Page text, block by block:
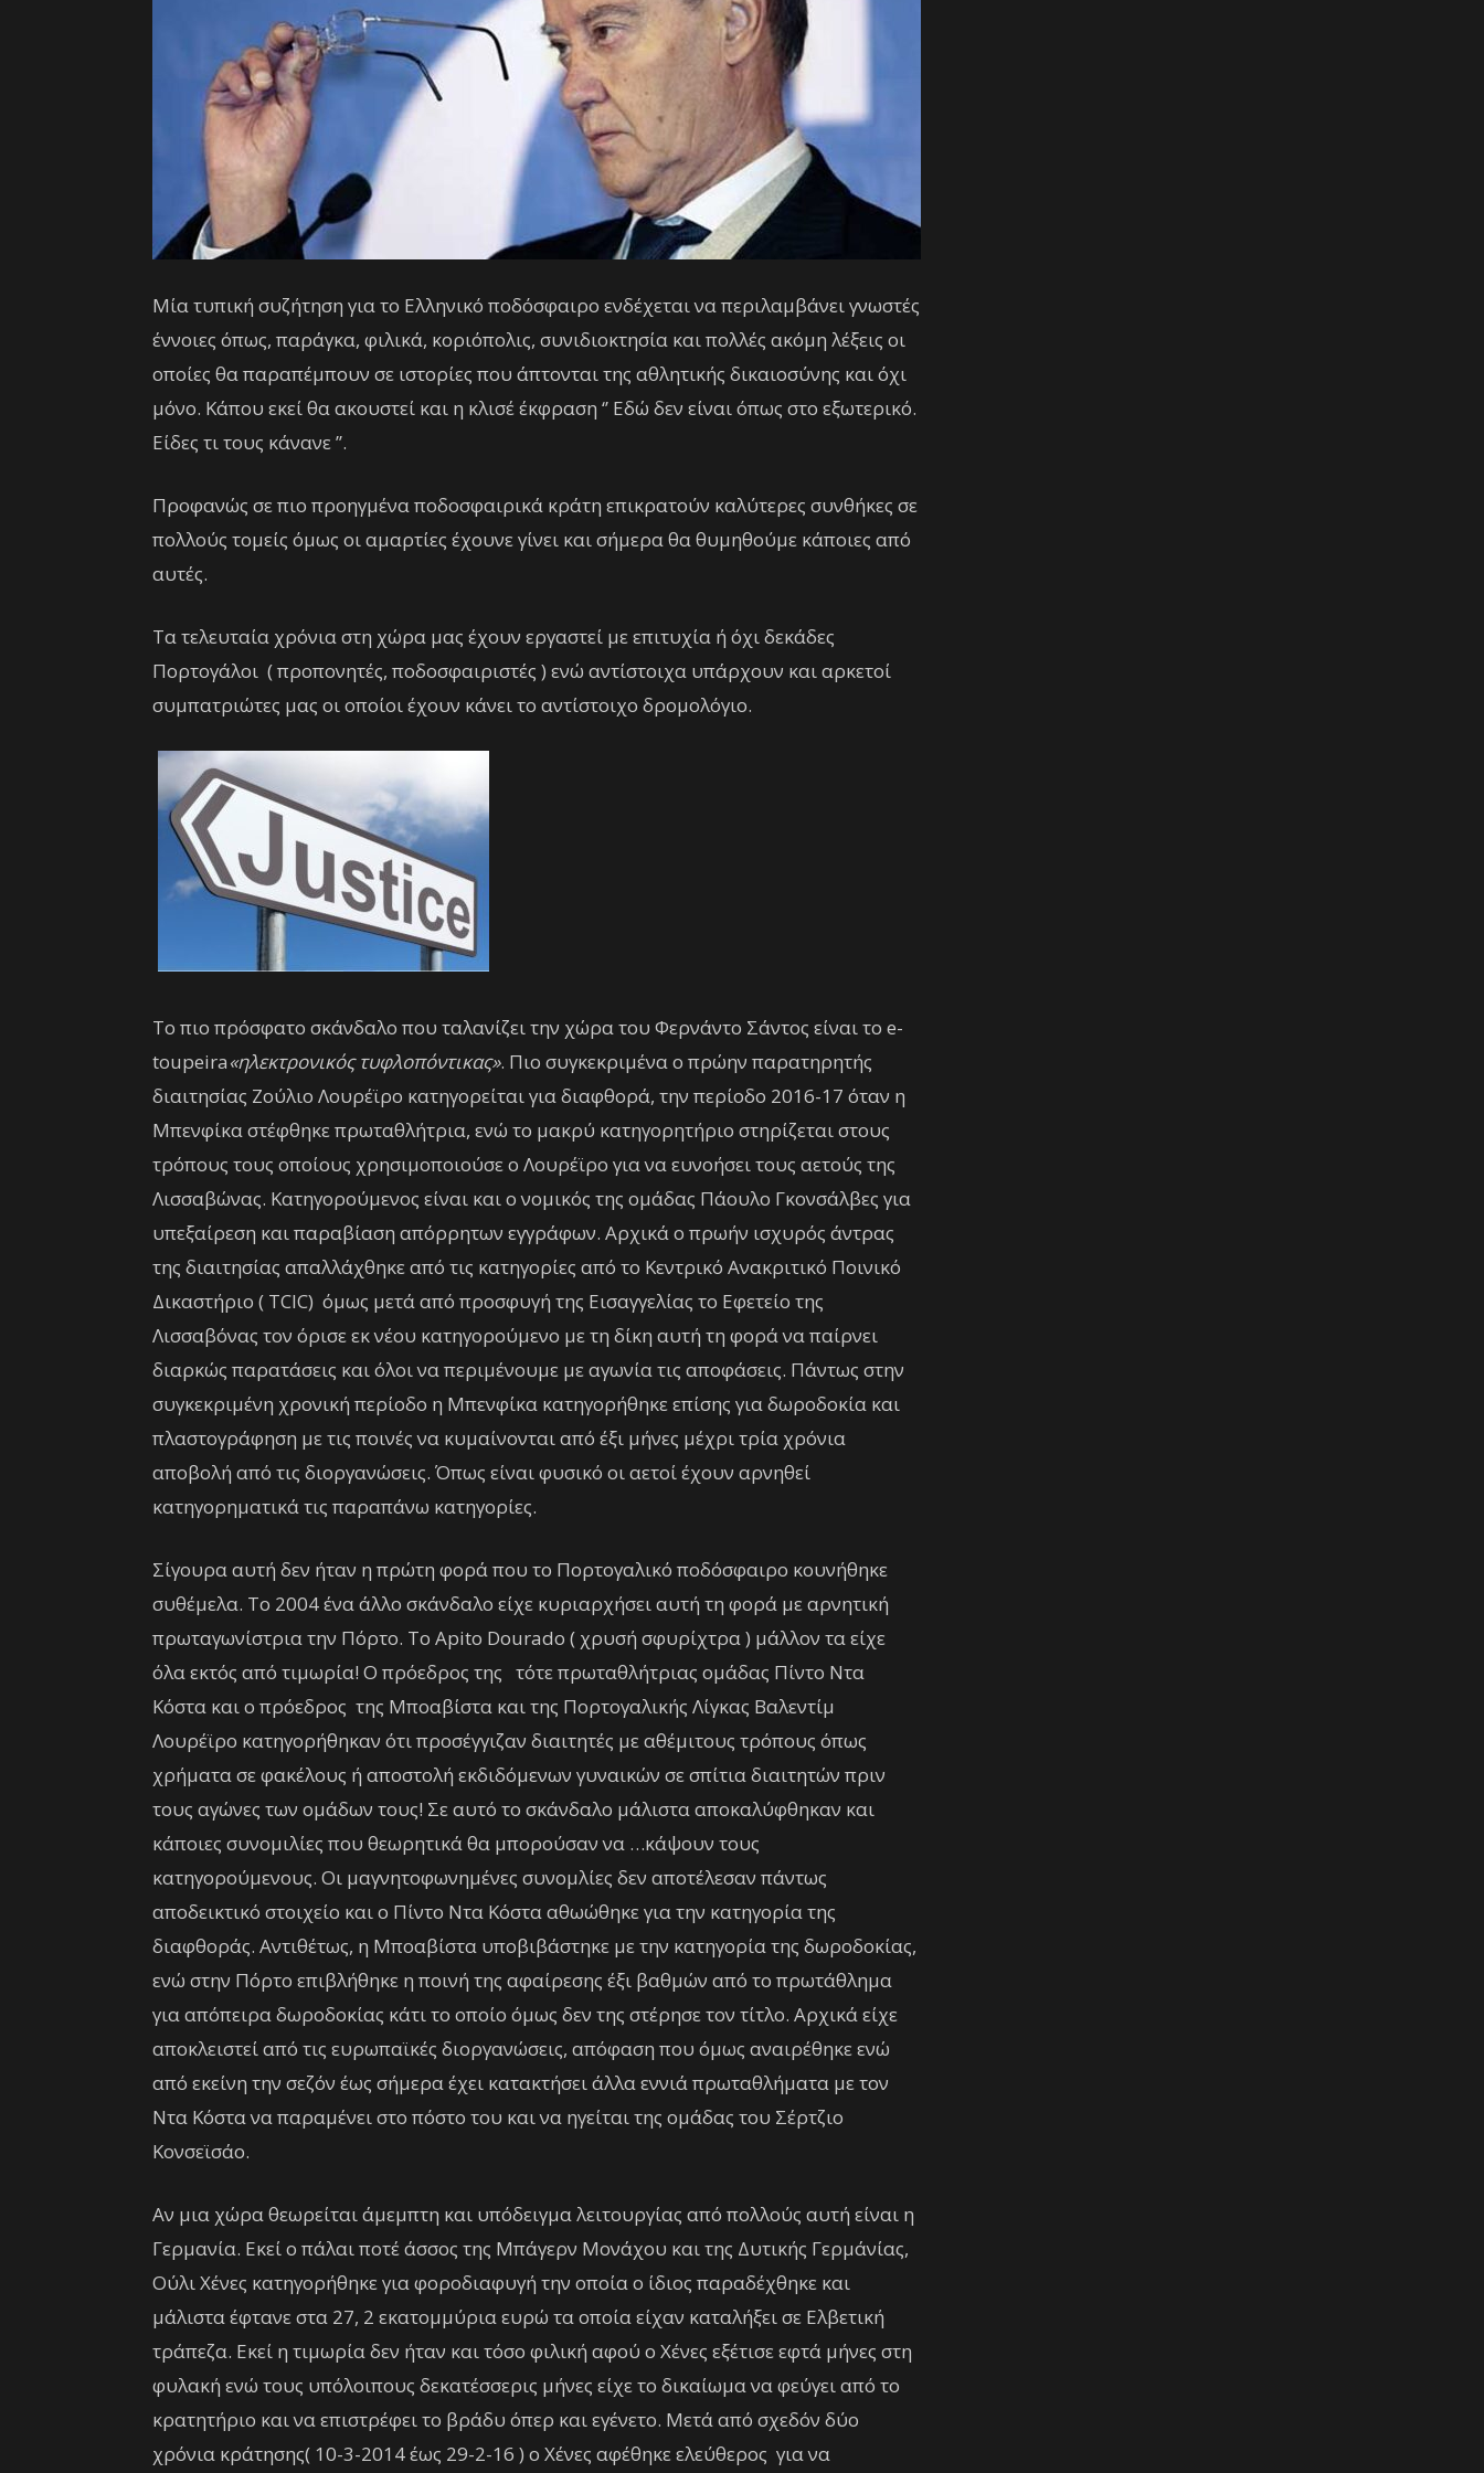
Μία τυπική συζήτηση για το Ελληνικό ποδόσφαιρο ενδέχεται να περιλαμβάνει γνωστές
έννοιες όπως, παράγκα, φιλικά, κοριόπολις, συνιδιοκτησία και πολλές ακόμη λέξεις οι
οποίες θα παραπέμπουν σε ιστορίες που άπτονται της αθλητικής δικαιοσύνης και όχι
μόνο. Κάπου εκεί θα ακουστεί και η κλισέ έκφραση ‘’ Εδώ δεν είναι όπως στο εξωτερικό.
Είδες τι τους κάνανε ’’.
Προφανώς σε πιο προηγμένα ποδοσφαιρικά κράτη επικρατούν καλύτερες συνθήκες σε
πολλούς τομείς όμως οι αμαρτίες έχουνε γίνει και σήμερα θα θυμηθούμε κάποιες από
αυτές.
Τα τελευταία χρόνια στη χώρα μας έχουν εργαστεί με επιτυχία ή όχι δεκάδες
Πορτογάλοι ( προπονητές, ποδοσφαιριστές ) ενώ αντίστοιχα υπάρχουν και αρκετοί
συμπατριώτες μας οι οποίοι έχουν κάνει το αντίστοιχο δρομολόγιο.
Το πιο πρόσφατο σκάνδαλο που ταλανίζει την χώρα του Φερνάντο Σάντος είναι το e-
toupeira«ηλεκτρονικός τυφλοπόντικας». Πιο συγκεκριμένα ο πρώην παρατηρητής
διαιτησίας Ζούλιο Λουρέϊρο κατηγορείται για διαφθορά, την περίοδο 2016-17 όταν η
Μπενφίκα στέφθηκε πρωταθλήτρια, ενώ το μακρύ κατηγορητήριο στηρίζεται στους
τρόπους τους οποίους χρησιμοποιούσε ο Λουρέϊρο για να ευνοήσει τους αετούς της
Λισσαβώνας. Κατηγορούμενος είναι και ο νομικός της ομάδας Πάουλο Γκονσάλβες για
υπεξαίρεση και παραβίαση απόρρητων εγγράφων. Αρχικά ο πρωήν ισχυρός άντρας
της διαιτησίας απαλλάχθηκε από τις κατηγορίες από το Κεντρικό Ανακριτικό Ποινικό
Δικαστήριο ( TCIC) όμως μετά από προσφυγή της Εισαγγελίας το Εφετείο της
Λισσαβόνας τον όρισε εκ νέου κατηγορούμενο με τη δίκη αυτή τη φορά να παίρνει
διαρκώς παρατάσεις και όλοι να περιμένουμε με αγωνία τις αποφάσεις. Πάντως στην
συγκεκριμένη χρονική περίοδο η Μπενφίκα κατηγορήθηκε επίσης για δωροδοκία και
πλαστογράφηση με τις ποινές να κυμαίνονται από έξι μήνες μέχρι τρία χρόνια
αποβολή από τις διοργανώσεις. Όπως είναι φυσικό οι αετοί έχουν αρνηθεί
κατηγορηματικά τις παραπάνω κατηγορίες.
Σίγουρα αυτή δεν ήταν η πρώτη φορά που το Πορτογαλικό ποδόσφαιρο κουνήθηκε
συθέμελα. Το 2004 ένα άλλο σκάνδαλο είχε κυριαρχήσει αυτή τη φορά με αρνητική
πρωταγωνίστρια την Πόρτο. Το Apito Dourado ( χρυσή σφυρίχτρα ) μάλλον τα είχε
όλα εκτός από τιμωρία! Ο πρόεδρος της τότε πρωταθλήτριας ομάδας Πίντο Ντα
Κόστα και ο πρόεδρος της Μποαβίστα και της Πορτογαλικής Λίγκας Βαλεντίμ
Λουρέϊρο κατηγορήθηκαν ότι προσέγγιζαν διαιτητές με αθέμιτους τρόπους όπως
χρήματα σε φακέλους ή αποστολή εκδιδόμενων γυναικών σε σπίτια διαιτητών πριν
τους αγώνες των ομάδων τους! Σε αυτό το σκάνδαλο μάλιστα αποκαλύφθηκαν και
κάποιες συνομιλίες που θεωρητικά θα μπορούσαν να …κάψουν τους
κατηγορούμενους. Οι μαγνητοφωνημένες συνομλίες δεν αποτέλεσαν πάντως
αποδεικτικό στοιχείο και ο Πίντο Ντα Κόστα αθωώθηκε για την κατηγορία της
διαφθοράς. Αντιθέτως, η Μποαβίστα υποβιβάστηκε με την κατηγορία της δωροδοκίας,
ενώ στην Πόρτο επιβλήθηκε η ποινή της αφαίρεσης έξι βαθμών από το πρωτάθλημα
για απόπειρα δωροδοκίας κάτι το οποίο όμως δεν της στέρησε τον τίτλο. Αρχικά είχε
αποκλειστεί από τις ευρωπαϊκές διοργανώσεις, απόφαση που όμως αναιρέθηκε ενώ
από εκείνη την σεζόν έως σήμερα έχει κατακτήσει άλλα εννιά πρωταθλήματα με τον
Ντα Κόστα να παραμένει στο πόστο του και να ηγείται της ομάδας του Σέρτζιο
Κονσεϊσάο.
Αν μια χώρα θεωρείται άμεμπτη και υπόδειγμα λειτουργίας από πολλούς αυτή είναι η
Γερμανία. Εκεί ο πάλαι ποτέ άσσος της Μπάγερν Μονάχου και της Δυτικής Γερμάνίας,
Ούλι Χένες κατηγορήθηκε για φοροδιαφυγή την οποία ο ίδιος παραδέχθηκε και
μάλιστα έφτανε στα 27, 2 εκατομμύρια ευρώ τα οποία είχαν καταλήξει σε Ελβετική
τράπεζα. Εκεί η τιμωρία δεν ήταν και τόσο φιλική αφού ο Χένες εξέτισε εφτά μήνες στη
φυλακή ενώ τους υπόλοιπους δεκατέσσερις μήνες είχε το δικαίωμα να φεύγει από το
κρατητήριο και να επιστρέφει το βράδυ όπερ και εγένετο. Μετά από σχεδόν δύο
χρόνια κράτησης( 10-3-2014 έως 29-2-16 ) ο Χένες αφέθηκε ελεύθερος για να